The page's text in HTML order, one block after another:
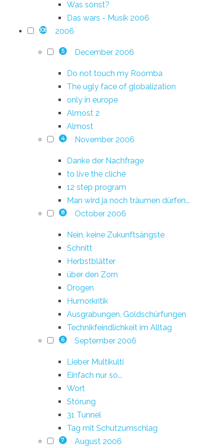
Was sonst?
Das wars - Musik 2006
108 2006
5 December 2006
Do not touch my Roomba
The ugly face of globalization
only in europe
Almost 2
Almost
4 November 2006
Danke der Nachfrage
to live the cliché
12 step program
Man wird ja noch träumen dürfen...
8 October 2006
Nein, keine Zukunftsängste
Schnitt
Herbstblätter
über den Zorn
Drogen
Humorkritik
Ausgrabungen, Goldschürfungen
Technikfeindlichkeit im Alltag
6 September 2006
Lieber Multikulti
Einfach nur so...
Wort
Störung
31 Tunnel
Tag mit Schutzumschlag
7 August 2006